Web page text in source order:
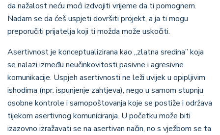
da nažalost neću moći izdvojiti vrijeme da ti pomognem.
Nadam se da ćeš uspjeti dovršiti projekt, a ja ti mogu
preporučiti prijatelja koji ti možda može uskočiti.
Asertivnost je konceptualizirana kao ,,zlatna sredina” koja
se nalazi između neučinkovitosti pasivne i agresivne
komunikacije. Uspjeh asertivnosti ne leži uvijek u opipljivim
ishodima (npr. ispunjenje zahtjeva), nego u samom stupnju
osobne kontrole i samopoštovanja koje se postiže i održava
tijekom asertivnog komuniciranja. U početku može biti
izazovno izražavati se na asertivan način, no s vježbom se ta